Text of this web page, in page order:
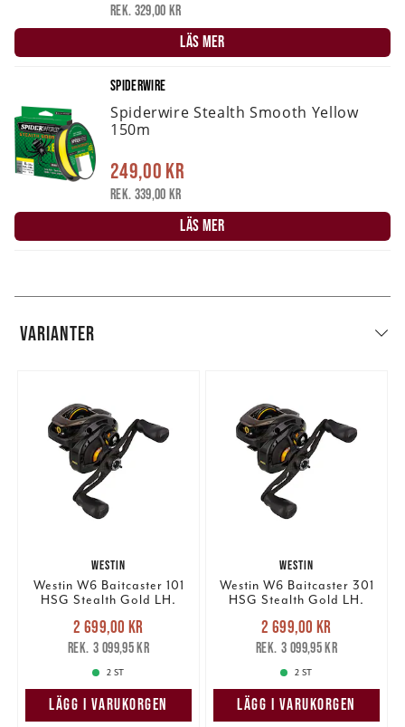
Rek. 329,00 kr
LÄS MER
SPIDERWIRE
Spiderwire Stealth Smooth Yellow
150m
249,00 kr
Rek. 339,00 kr
LÄS MER
VARIANTER
WESTIN
Westin W6 Baitcaster 101
HSG Stealth Gold LH.
Nuvarande pris
2 699,00 krTidigare pris
3 099,95 kr
2 699,00 kr
3 099,95 kr
2 ST
LÄGG I VARUKORGEN
WESTIN
Westin W6 Baitcaster 301
HSG Stealth Gold LH.
Nuvarande pris
2 699,00 krTidigare pris
3 099,95 kr
2 699,00 kr
3 099,95 kr
2 ST
LÄGG I VARUKORGEN